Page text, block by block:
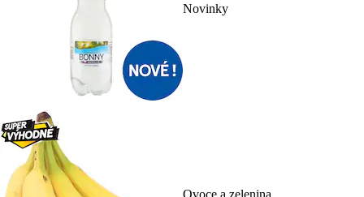
Novinky